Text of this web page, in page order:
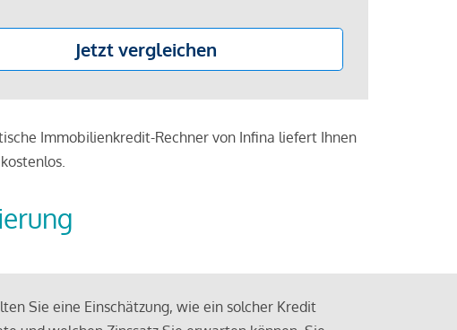
Immobilienkredit-Rechner von Infina liefert Ihnen
Sie eine Einschätzung, wie ein solcher Kredit